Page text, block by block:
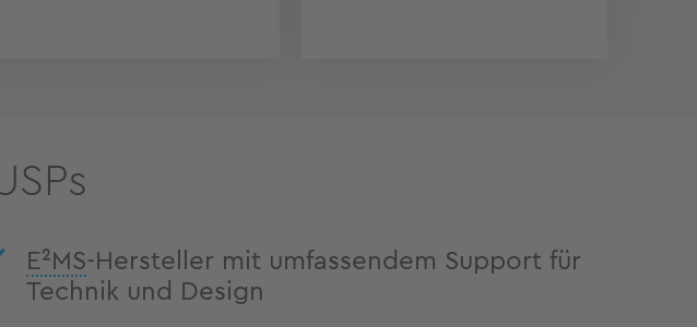
E²MS-Hersteller mit umfassendem Support für
Technik und Design